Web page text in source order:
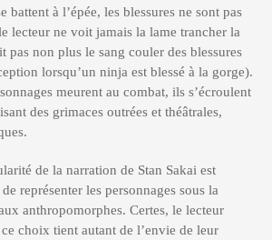
battent à l’épée, les blessures ne sont pas
lecteur ne voit jamais la lame trancher la
pas non plus le sang couler des blessures
lorsqu’un ninja est blessé à la gorge).
meurent au combat, ils s’écroulent
des grimaces outrées et théâtrales,
de la narration de Stan Sakai est
représenter les personnages sous la
anthropomorphes. Certes, le lecteur
choix tient autant de l’envie de leur